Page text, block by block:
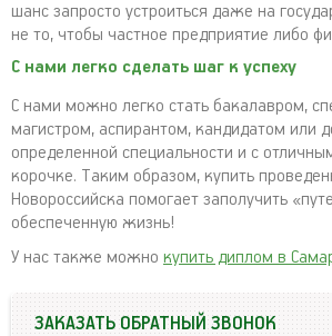
шанс запросто устроиться даже на
не то, чтобы частное предприятие либо
С нами легко сделать шаг к успеху
С нами можно легко стать бакалавром,
магистром, аспирантом, кандидатом или
определенной специальности и с
корочке. Таким образом, купить
Новороссийска помогает заполучить
обеспеченную жизнь!
У нас также можно купить диплом в
ЗАКАЗАТЬ ОБРАТНЫЙ ЗВОНОК